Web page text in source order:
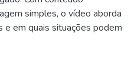
simples, o vídeo aborda
em quais situações podem